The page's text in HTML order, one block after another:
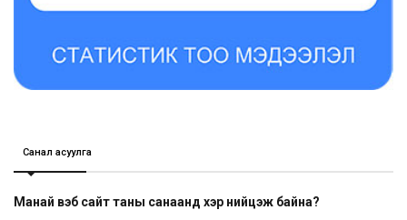
Санал асуулга
Манай вэб сайт таны санаанд хэр нийцэж байна?